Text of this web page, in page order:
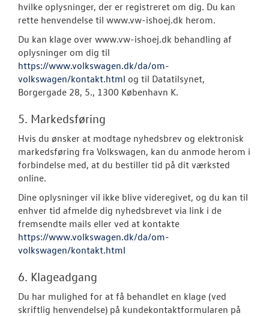
hvilke oplysninger, der er registreret om dig. Du kan
rette henvendelse til www.vw-ishoej.dk herom.
Du kan klage over www.vw-ishoej.dk behandling af
oplysninger om dig til
https://www.volkswagen.dk/da/om-
volkswagen/kontakt.html og til Datatilsynet,
Borgergade 28, 5., 1300 København K.
5. Markedsføring
Hvis du ønsker at modtage nyhedsbrev og elektronisk
markedsføring fra Volkswagen, kan du anmode herom i
forbindelse med, at du bestiller tid på dit værksted
online.
Dine oplysninger vil ikke blive videregivet, og du kan til
enhver tid afmelde dig nyhedsbrevet via link i de
fremsendte mails eller ved at kontakte
https://www.volkswagen.dk/da/om-
volkswagen/kontakt.html
6. Klageadgang
Du har mulighed for at få behandlet en klage (ved
skriftlig henvendelse) på kundekontaktformularen på